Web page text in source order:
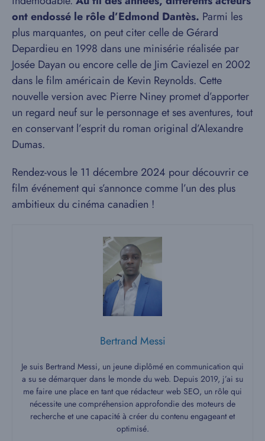
ont endossé le rôle d’Edmond Dantès. Parmi les
plus marquantes, on peut citer celle de Gérard
Depardieu en 1998 dans une minisérie réalisée par
Josée Dayan ou encore celle de Jim Caviezel en 2002
dans le film américain de Kevin Reynolds. Cette
nouvelle version avec Pierre Niney promet d’apporter
un regard neuf sur le personnage et ses aventures, tout
en conservant l’esprit du roman original d’Alexandre
Dumas.
Rendez-vous le 11 décembre 2024 pour découvrir ce
film événement qui s’annonce comme l’un des plus
ambitieux du cinéma canadien !
Bertrand Messi
Je suis Bertrand Messi, un jeune diplômé en communication qui
a su se démarquer dans le monde du web. Depuis 2019, j’ai su
me faire une place en tant que rédacteur web SEO, un rôle qui
nécessite une compréhension approfondie des moteurs de
recherche et une capacité à créer du contenu engageant et
optimisé.